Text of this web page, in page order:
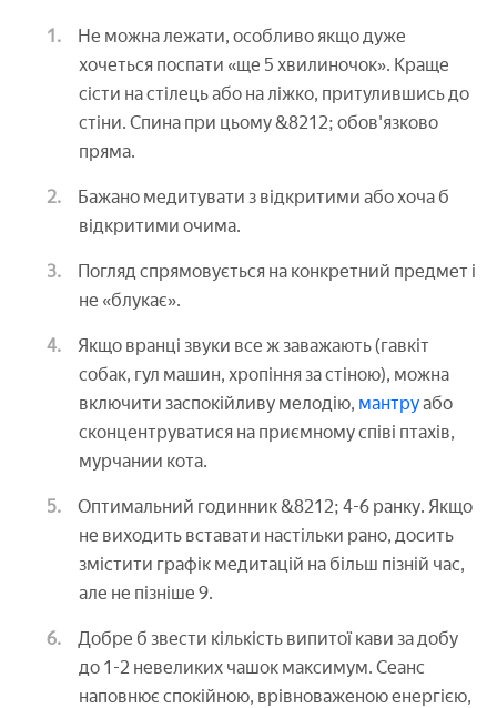
Не можна лежати, особливо якщо дуже
хочеться поспати «ще 5 хвилиночок». Краще
сісти на стілець або на ліжко, притулившись до
стіни. Спина при цьому &8212; обов'язково
пряма.
Бажано медитувати з відкритими або хоча б
відкритими очима.
Погляд спрямовується на конкретний предмет і
не «блукає».
Якщо вранці звуки все ж заважають (гавкіт
собак, гул машин, хропіння за стіною), можна
включити заспокійливу мелодію, мантруабо
сконцентруватися на приємному співі птахів,
мурчании кота.
Оптимальний годинник &8212; 4-6 ранку. Якщо
не виходить вставати настільки рано, досить
змістити графік медитацій на більш пізній час,
але не пізніше 9.
Добре б звести кількість випитої кави за добу
до 1-2 невеликих чашок максимум. Сеанс
наповнює спокійною, врівноваженою енергією,